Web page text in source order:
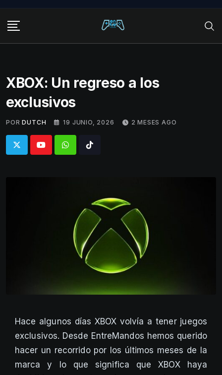
content
XBOX: Un regreso a los
exclusivos
POR DUTCH 19 JUNIO, 2026 2 MESES AGO
WhatsappTiktok
Hace algunos días XBOX volvía a tener juegos
exclusivos. Desde EntreMandos hemos querido
hacer un recorrido por los últimos meses de la
marca y lo que significa que XBOX haya